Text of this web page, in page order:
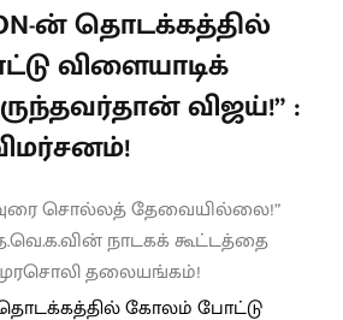
ன் தொடக்கத்தில்
விளையாடிக்
விஜய்!” :
சொல்லத் தேவையில்லை!”
நாடகக் கூட்டத்தை
தலையங்கம்!